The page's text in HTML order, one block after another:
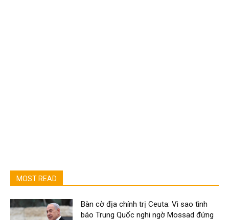
MOST READ
Bàn cờ địa chính trị Ceuta: Vì sao tình
báo Trung Quốc nghi ngờ Mossad đứng